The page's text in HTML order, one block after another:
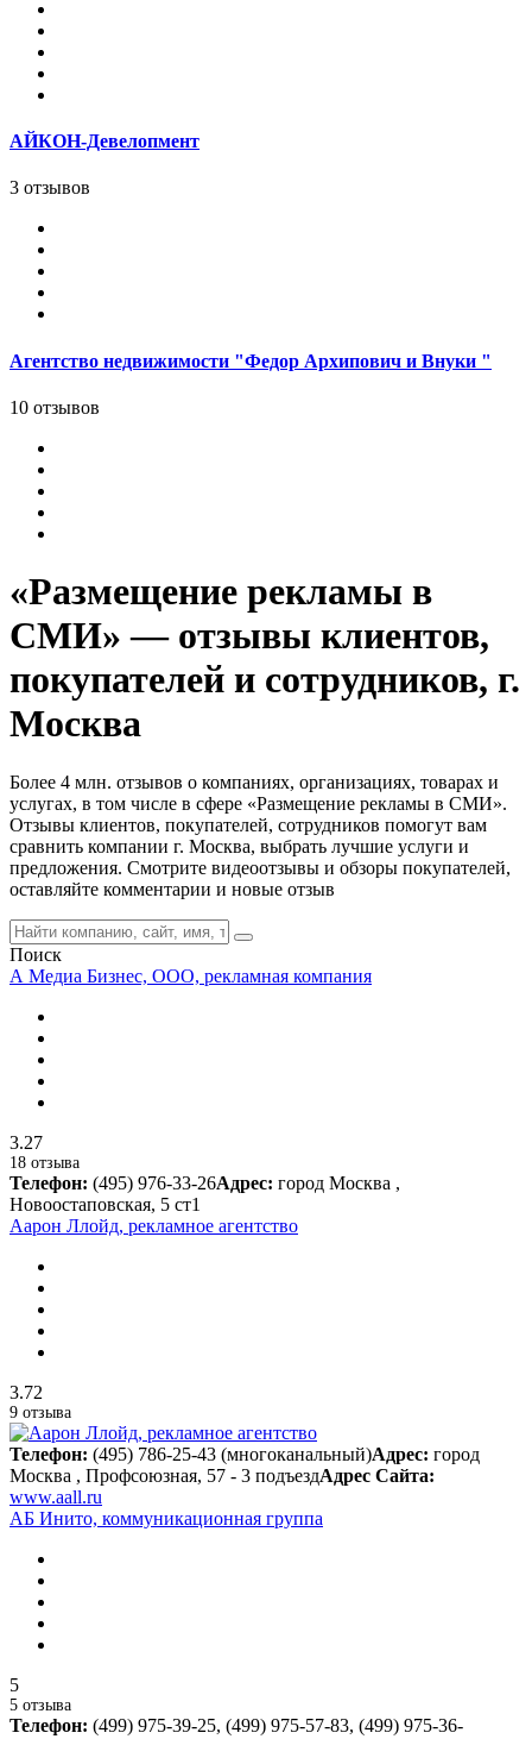
АЙКОН-Девелопмент
3 отзывов
Агентство недвижимости "Федор Архипович и Внуки "
10 отзывов
«Размещение рекламы в
СМИ» — отзывы клиентов,
покупателей и сотрудников, г.
Москва
Более 4 млн. отзывов о компаниях, организациях, товарах и
услугах, в том числе в сфере «Размещение рекламы в СМИ».
Отзывы клиентов, покупателей, сотрудников помогут вам
сравнить компании г. Москва, выбрать лучшие услуги и
предложения. Смотрите видеоотзывы и обзоры покупателей,
оставляйте комментарии и новые отзыв
Поиск
А Медиа Бизнес, ООО, рекламная компания
3.27
18 отзыва
Телефон: (495) 976-33-26Адрес: город Москва ,
Новоостаповская, 5 ст1
Аарон Ллойд, рекламное агентство
3.72
9 отзыва
Телефон: (495) 786-25-43 (многоканальный)Адрес: город
Москва , Профсоюзная, 57 - 3 подъездАдрес Сайта:
www.aall.ru
АБ Инито, коммуникационная группа
5
5 отзыва
Телефон: (499) 975-39-25, (499) 975-57-83, (499) 975-36-